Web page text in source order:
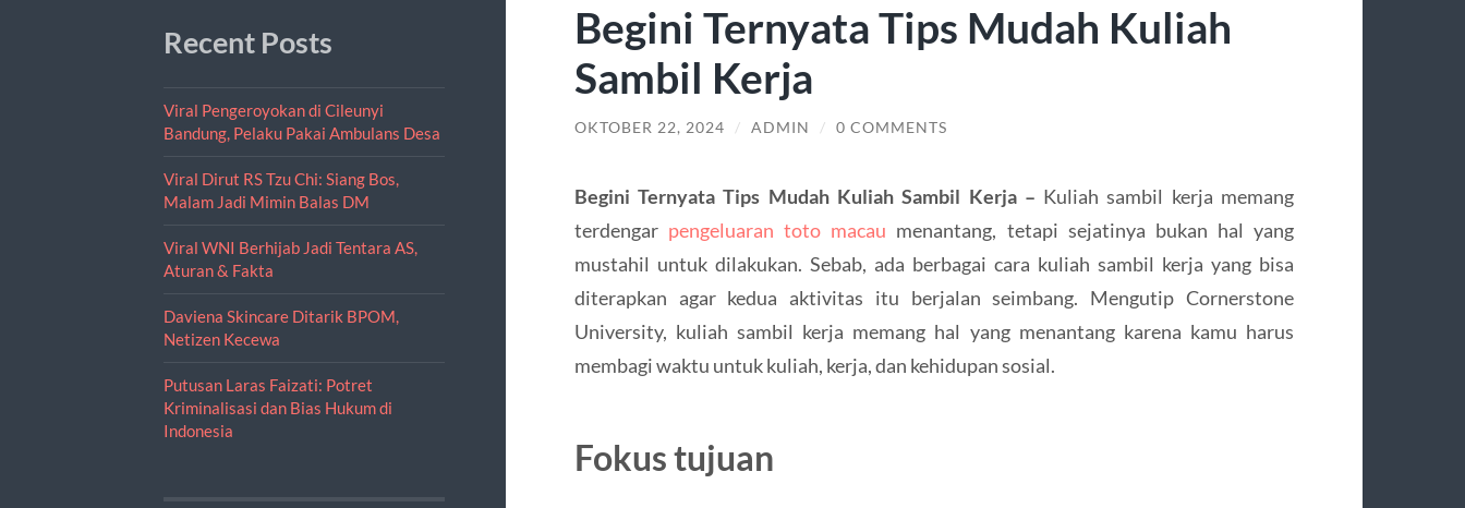
Recent Posts
Viral Pengeroyokan di Cileunyi
Bandung, Pelaku Pakai Ambulans Desa
Viral Dirut RS Tzu Chi: Siang Bos,
Malam Jadi Mimin Balas DM
Viral WNI Berhijab Jadi Tentara AS,
Aturan & Fakta
Daviena Skincare Ditarik BPOM,
Netizen Kecewa
Putusan Laras Faizati: Potret
Kriminalisasi dan Bias Hukum di
Indonesia
Begini Ternyata Tips Mudah Kuliah
Sambil Kerja
OKTOBER 22, 2024 / ADMIN / 0 COMMENTS
Begini Ternyata Tips Mudah Kuliah Sambil Kerja – Kuliah sambil kerja memang
terdengar pengeluaran toto macau menantang, tetapi sejatinya bukan hal yang
mustahil untuk dilakukan. Sebab, ada berbagai cara kuliah sambil kerja yang bisa
diterapkan agar kedua aktivitas itu berjalan seimbang. Mengutip Cornerstone
University, kuliah sambil kerja memang hal yang menantang karena kamu harus
membagi waktu untuk kuliah, kerja, dan kehidupan sosial.
Fokus tujuan